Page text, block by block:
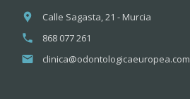
Calle Sagasta, 21 - Murcia
868 077 261
clinica@odontologicaeuropea.com